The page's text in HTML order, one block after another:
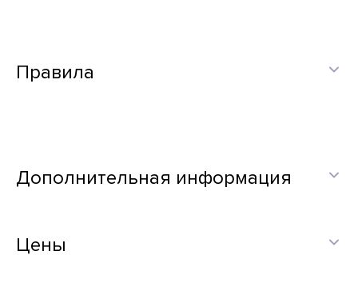
Правила
Дополнительная информация
Цены